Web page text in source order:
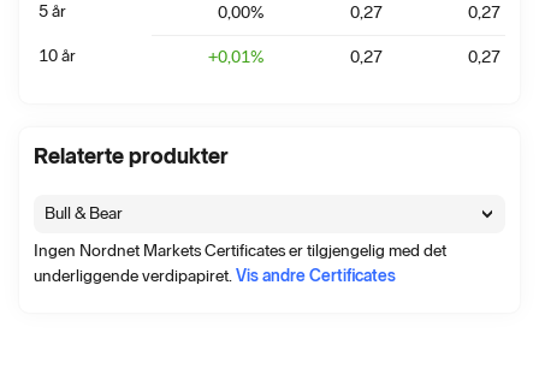
5 år 0,00% 0,27 0,27
10 år +0,01% 0,27 0,27
Relaterte produkter
Bull & Bear
Ingen Nordnet Markets Certificates er tilgjengelig med det
underliggende verdipapiret.Vis andre Certificates